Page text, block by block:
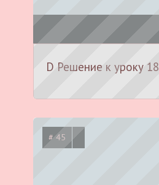
D Решение к уроку 18
# 45